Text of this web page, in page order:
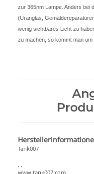
zur 365nm Lampe. Anders bei
(Uranglas,
wenig sichtbares Licht zu
zu machen, so kommt man
Tank007
, ,
www.tank007.com